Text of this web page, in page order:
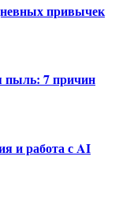
привычек
пыль: 7 причин
и работа с AI